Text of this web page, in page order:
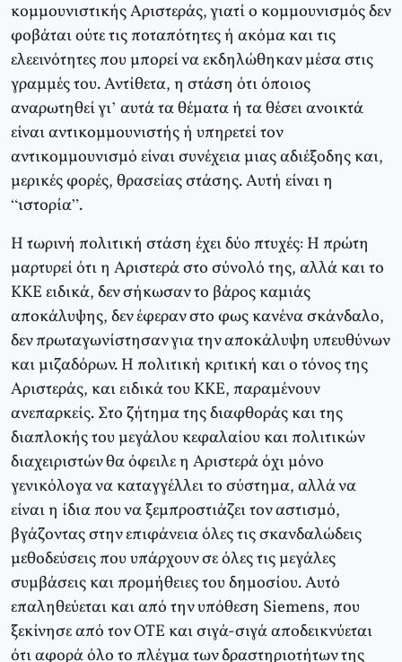
κομμουνιστικής Αριστεράς, γιατί ο κομμουνισμός δεν
φοβάται ούτε τις ποταπότητες ή ακόμα και τις
ελεεινότητες που μπορεί να εκδηλώθηκαν μέσα στις
γραμμές του. Αντίθετα, η στάση ότι όποιος
αναρωτηθεί γι’ αυτά τα θέματα ή τα θέσει ανοικτά
είναι αντικομμουνιστής ή υπηρετεί τον
αντικομμουνισμό είναι συνέχεια μιας αδιέξοδης και,
μερικές φορές, θρασείας στάσης. Αυτή είναι η
“ιστορία”.
Η τωρινή πολιτική στάση έχει δύο πτυχές: Η πρώτη
μαρτυρεί ότι η Αριστερά στο σύνολό της, αλλά και το
ΚΚΕ ειδικά, δεν σήκωσαν το βάρος καμιάς
αποκάλυψης, δεν έφεραν στο φως κανένα σκάνδαλο,
δεν πρωταγωνίστησαν για την αποκάλυψη υπευθύνων
και μιζαδόρων. Η πολιτική κριτική και ο τόνος της
Αριστεράς, και ειδικά του ΚΚΕ, παραμένουν
ανεπαρκείς. Στο ζήτημα της διαφθοράς και της
διαπλοκής του μεγάλου κεφαλαίου και πολιτικών
διαχειριστών θα όφειλε η Αριστερά όχι μόνο
γενικόλογα να καταγγέλλει το σύστημα, αλλά να
είναι η ίδια που να ξεμπροστιάζει τον αστισμό,
βγάζοντας στην επιφάνεια όλες τις σκανδαλώδεις
μεθοδεύσεις που υπάρχουν σε όλες τις μεγάλες
συμβάσεις και προμήθειες του δημοσίου. Αυτό
επαληθεύεται και από την υπόθεση Siemens, που
ξεκίνησε από τον ΟΤΕ και σιγά-σιγά αποδεικνύεται
ότι αφορά όλο το πλέγμα των δραστηριοτήτων της